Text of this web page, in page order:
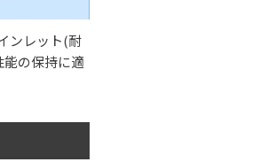
ンレット(耐
能の保持に適